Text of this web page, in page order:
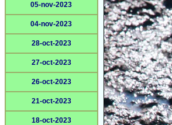
05-nov-2023
04-nov-2023
28-oct-2023
27-oct-2023
26-oct-2023
21-oct-2023
18-oct-2023